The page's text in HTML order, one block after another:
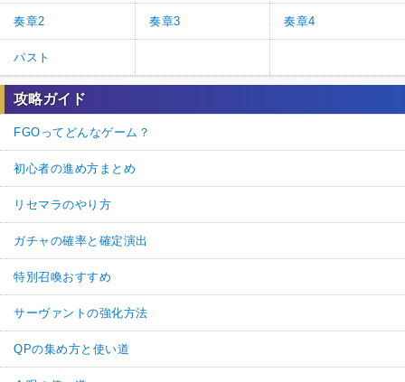
奏章2 奏章3 奏章4
パスト
攻略ガイド
FGOってどんなゲーム？
初心者の進め方まとめ
リセマラのやり方
ガチャの確率と確定演出
特別召喚おすすめ
サーヴァントの強化方法
QPの集め方と使い道